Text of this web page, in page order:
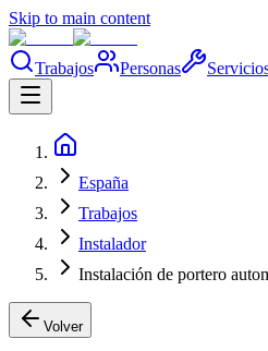
Skip to main content
Trabajos Personas
España
Trabajos
Instalador
Instalación de portero
Volver